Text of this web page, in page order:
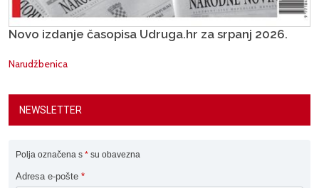
Novo izdanje časopisa Udruga.hr za srpanj 2026.
Narudžbenica
NEWSLETTER
Polja označena s * su obavezna
Adresa e-pošte *